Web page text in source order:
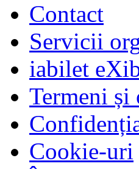
Contact
Servicii
iabilet
Termeni
Cookie-uri